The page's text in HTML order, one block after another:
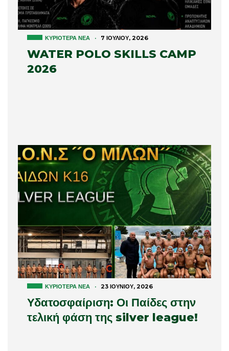
ΚΥΡΙΌΤΕΡΑ ΝΈΑ · 7 ΙΟΥΛΊΟΥ, 2026
WATER POLO SKILLS CAMP
2026
ΚΥΡΙΌΤΕΡΑ ΝΈΑ · 23 ΙΟΥΝΊΟΥ, 2026
Υδατοσφαίριση: Οι Παίδες στην
τελική φάση της silver league!